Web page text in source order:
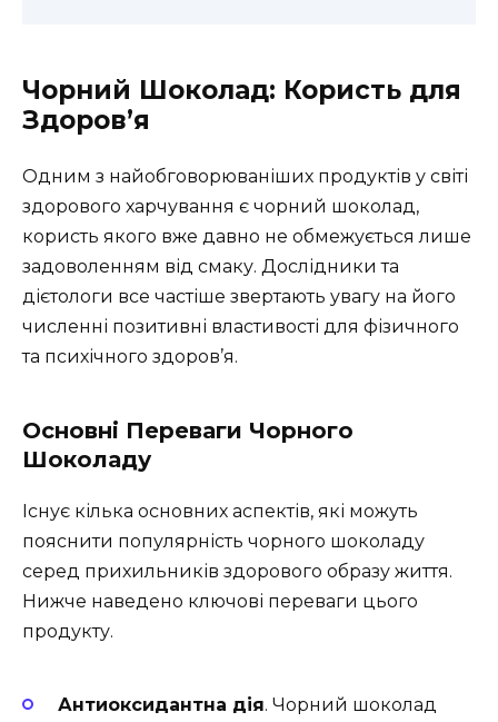
Чорний Шоколад: Користь для
Здоров’я
Одним з найобговорюваніших продуктів у світі
здорового харчування є чорний шоколад,
користь якого вже давно не обмежується лише
задоволенням від смаку. Дослідники та
дієтологи все частіше звертають увагу на його
численні позитивні властивості для фізичного
та психічного здоров’я.
Основні Переваги Чорного
Шоколаду
Існує кілька основних аспектів, які можуть
пояснити популярність чорного шоколаду
серед прихильників здорового образу життя.
Нижче наведено ключові переваги цього
продукту.
Антиоксидантна дія. Чорний шоколад